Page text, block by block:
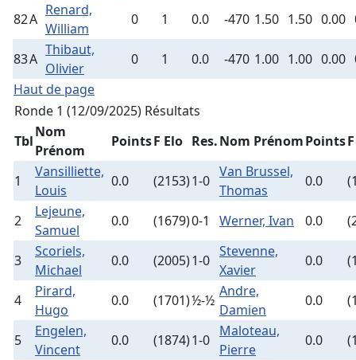
82A
Renard,
William
0 1 0.0 -470 1.50 1.50 0.00
83A
Thibaut,
Olivier
0 1 0.0 -470 1.00 1.00 0.00
Haut de page
Ronde 1 (12/09/2025) Résultats
Tbl
Nom
Prénom
PointsF Elo Res.Nom PrénomPoints
1
Vansilliette,
Louis
0.0 (2153)1-0
Van Brussel,
Thomas
0.0
2
Lejeune,
Samuel
0.0 (1679)0-1 Werner, Ivan 0.0
3
Scoriels,
Michael
0.0 (2005)1-0
Stevenne,
Xavier
0.0
4
Pirard,
Hugo
0.0 (1701)½-½
Andre,
Damien
0.0
5
Engelen,
Vincent
0.0 (1874)1-0
Maloteau,
Pierre
0.0